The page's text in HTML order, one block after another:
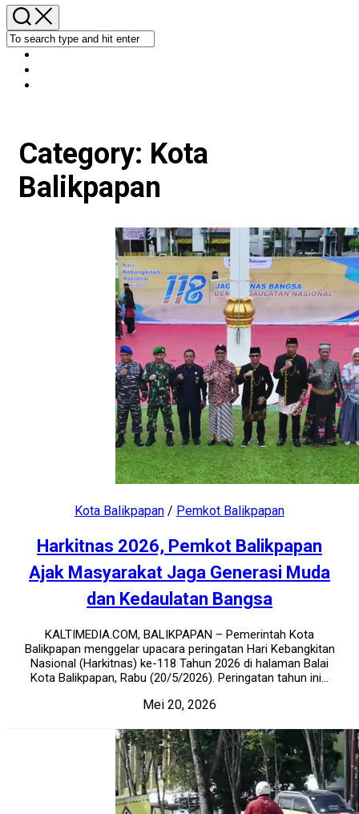
Category: Kota
Balikpapan
Kota Balikpapan / Pemkot Balikpapan
Harkitnas 2026, Pemkot Balikpapan
Ajak Masyarakat Jaga Generasi Muda
dan Kedaulatan Bangsa
KALTIMEDIA.COM, BALIKPAPAN – Pemerintah Kota
Balikpapan menggelar upacara peringatan Hari Kebangkitan
Nasional (Harkitnas) ke-118 Tahun 2026 di halaman Balai
Kota Balikpapan, Rabu (20/5/2026). Peringatan tahun ini...
Mei 20, 2026